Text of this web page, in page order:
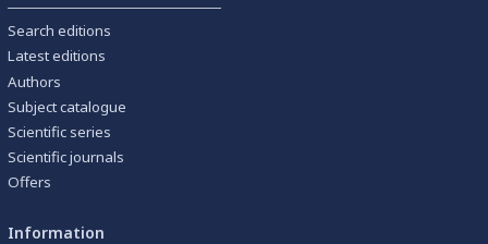
Search editions
Latest editions
Authors
Subject catalogue
Scientific series
Scientific journals
Offers
Information